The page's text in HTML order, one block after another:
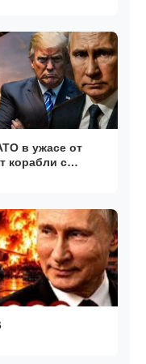
в ужасе от
корабли с